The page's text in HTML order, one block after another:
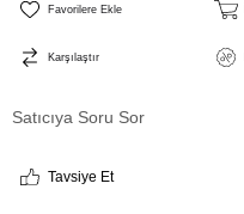
Favorilere Ekle
Karşılaştır
Satıcıya Soru Sor
Tavsiye Et